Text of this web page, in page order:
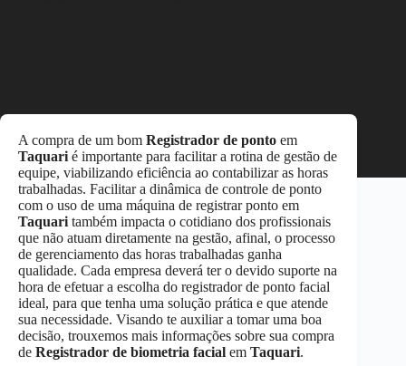
A compra de um bom Registrador de ponto em
Taquari é importante para facilitar a rotina de gestão de
equipe, viabilizando eficiência ao contabilizar as horas
trabalhadas. Facilitar a dinâmica de controle de ponto
com o uso de uma máquina de registrar ponto em
Taquari também impacta o cotidiano dos profissionais
que não atuam diretamente na gestão, afinal, o processo
de gerenciamento das horas trabalhadas ganha
qualidade. Cada empresa deverá ter o devido suporte na
hora de efetuar a escolha do registrador de ponto facial
ideal, para que tenha uma solução prática e que atende
sua necessidade. Visando te auxiliar a tomar uma boa
decisão, trouxemos mais informações sobre sua compra
de Registrador de biometria facial em Taquari.